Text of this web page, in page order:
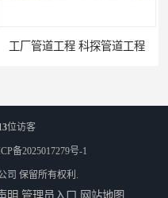
探管道工程
位访客
备2025017279号-1
司 保留所有权利.